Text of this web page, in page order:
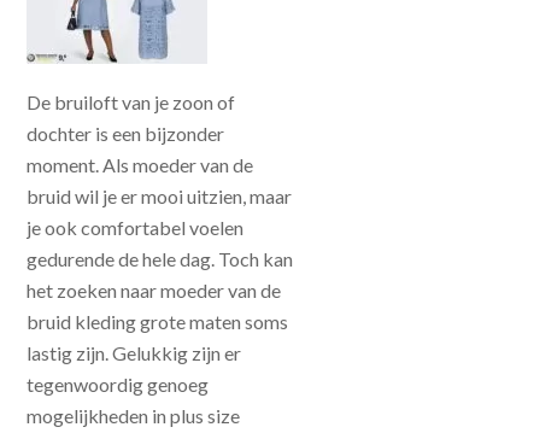
De bruiloft van je zoon of
dochter is een bijzonder
moment. Als moeder van de
bruid wil je er mooi uitzien, maar
je ook comfortabel voelen
gedurende de hele dag. Toch kan
het zoeken naar moeder van de
bruid kleding grote maten soms
lastig zijn. Gelukkig zijn er
tegenwoordig genoeg
mogelijkheden in plus size